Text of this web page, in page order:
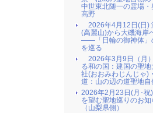
中世東北随一の霊場・
高野
2026年4月12日(日)
(高麗山)から大磯海岸
――「日輪の御神体」
を巡る
2026年3月9日（月
る和の国：建国の聖地
社(おおみわじんじゃ)
道：山の辺の道聖地自
2026年2月23日(月･祝
を望む聖地巡りのお知
（山梨県側）